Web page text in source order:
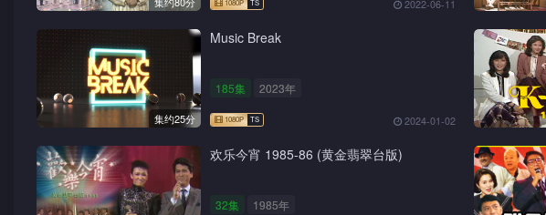
2022-06-11
集约25分
Music Break
185集 2023年
2024-01-02
欢乐今宵 1985-86 (黄金翡翠台版)
32集 1985年